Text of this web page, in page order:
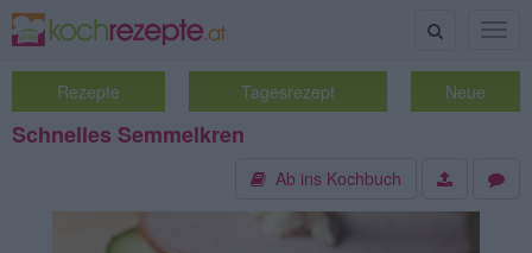
Suche
Rezepte Tagesrezept Neue
Schnelles Semmelkren
Ab ins Kochbuch